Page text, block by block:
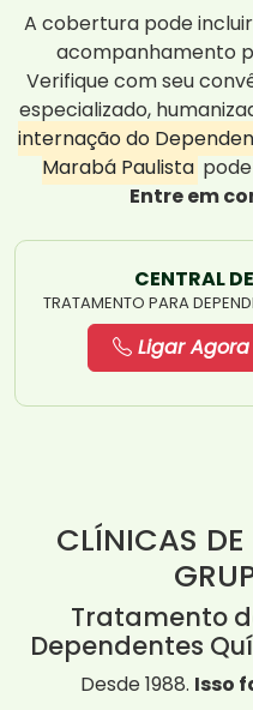
A cobertura pode
acompanhamento
Verifique com seu
especializado,
internação do
Marabá Paulista
Entre em
CENTRAL
TRATAMENTO PARA
Ligar Agora
CLÍNICAS
Tratamento
Dependentes
Desde 1988. Isso